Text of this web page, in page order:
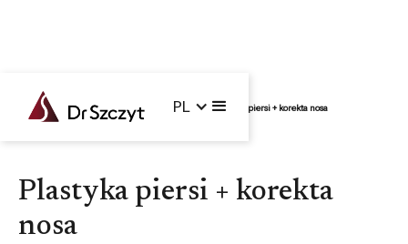
PL
Główna / Zabiegi /Operacje łączone /Plastyka piersi + korekta nosa
Plastyka piersi + korekta
nosa